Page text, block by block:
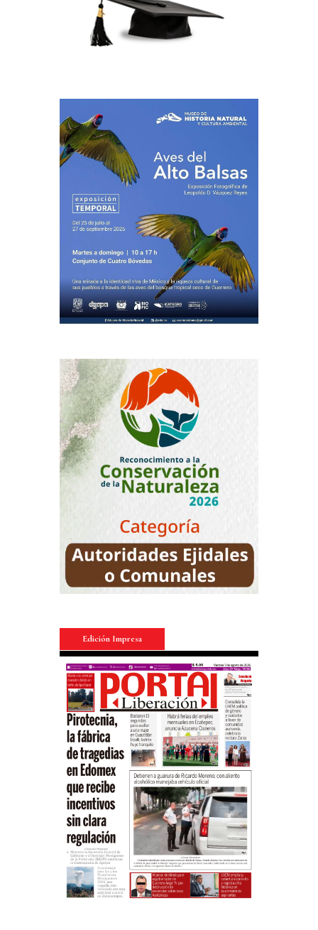
Edición Impresa